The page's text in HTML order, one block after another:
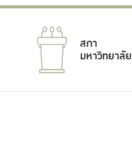
สภา
มหาวิทยาลัย